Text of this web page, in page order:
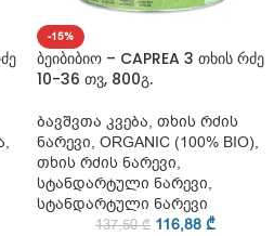
,
-15%
ბეიბიბიო – CAPREA 3 თხის რძე
10-36 თვ, 800გ.
ბავშვთა კვება, თხის რძის
ნარევი, ORGANIC (100% BIO),
თხის რძის ნარევი,
სტანდარტული ნარევი,
სტანდარტული ნარევი
137,50₾ 116,88 ₾